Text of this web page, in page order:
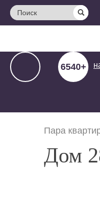
Поиск
6540+
Пара
Дом